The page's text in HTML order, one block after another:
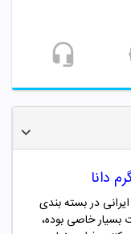
مکمل ایرانی در بسته بندی
بسیار خاصی بوده،